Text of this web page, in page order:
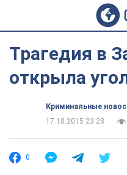
Трагедия в
открыла
Криминальные
17.10.2015 23:28
0